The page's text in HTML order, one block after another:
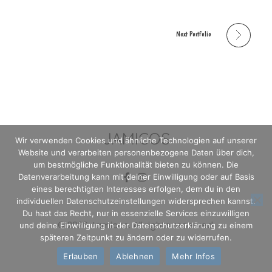
Next Portfolio
JAMICOS
© 2026 Jamicos. All rights reserved.
Wir verwenden Cookies und ähnliche Technologien auf unserer
Website und verarbeiten personenbezogene Daten über dich,
um bestmögliche Funktionalität bieten zu können. Die
Datenverarbeitung kann mit deiner Einwilligung oder auf Basis
eines berechtigten Interesses erfolgen, dem du in den
individuellen Datenschutzeinstellungen widersprechen kannst.
Du hast das Recht, nur in essenzielle Services einzuwilligen
und deine Einwilligung in der Datenschutzerklärung zu einem
späteren Zeitpunkt zu ändern oder zu widerrufen.
Erlauben
Ablehnen Mehr Infos